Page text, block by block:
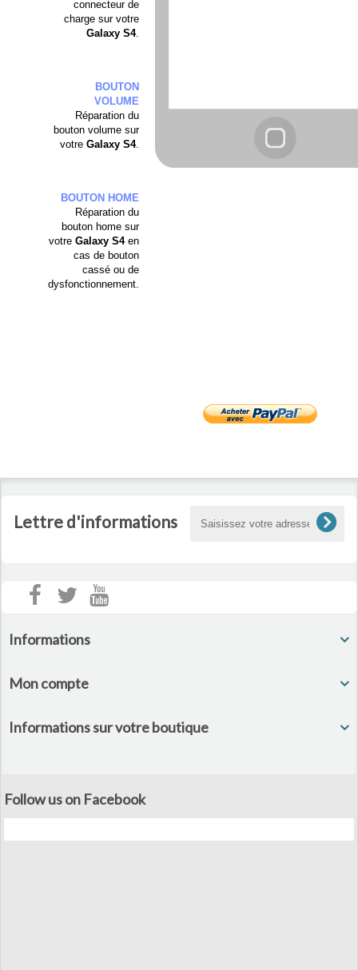
connecteur de
charge sur votre
Galaxy S4.
BOUTON
VOLUME
Réparation du
bouton volume sur
votre Galaxy S4.
BOUTON HOME
Réparation du
bouton home sur
votre Galaxy S4en
cas de bouton
cassé ou de
dysfonctionnement.
Lettre d'informations
Informations
Mon compte
Informations sur votre boutique
Follow us on Facebook